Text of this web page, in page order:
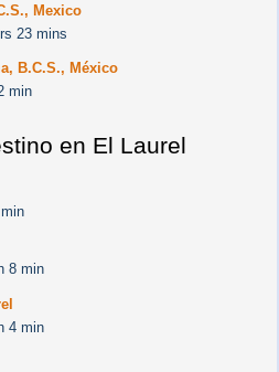
Mexico
23 mins
B.C.S., México
min
en El Laurel
8 min
4 min